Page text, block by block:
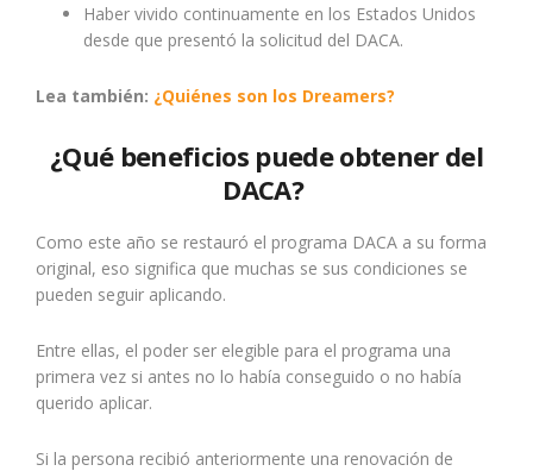
Haber vivido continuamente en los Estados Unidos
desde que presentó la solicitud del DACA.
Lea también: ¿Quiénes son los Dreamers?
¿Qué beneficios puede obtener del
DACA?
Como este año se restauró el programa DACA a su forma
original, eso significa que muchas se sus condiciones se
pueden seguir aplicando.
Entre ellas, el poder ser elegible para el programa una
primera vez si antes no lo había conseguido o no había
querido aplicar.
Si la persona recibió anteriormente una renovación de